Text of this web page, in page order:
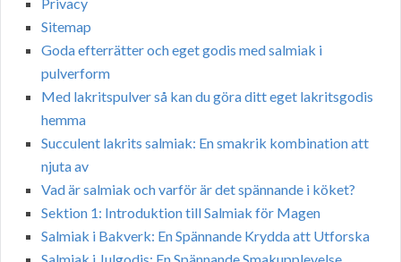
Sitemap
Goda efterrätter och eget godis med salmiak i
pulverform
Med lakritspulver så kan du göra ditt eget lakritsgodis
hemma
Succulent lakrits salmiak: En smakrik kombination att
njuta av
Vad är salmiak och varför är det spännande i köket?
Sektion 1: Introduktion till Salmiak för Magen
Salmiak i Bakverk: En Spännande Krydda att Utforska